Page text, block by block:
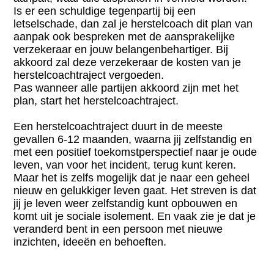
Is er een schuldige tegenpartij bij een
letselschade, dan zal je herstelcoach dit plan van
aanpak ook bespreken met de aansprakelijke
verzekeraar en jouw belangenbehartiger. Bij
akkoord zal deze verzekeraar de kosten van je
herstelcoachtraject vergoeden.
Pas wanneer alle partijen akkoord zijn met het
plan, start het herstelcoachtraject.
Een herstelcoachtraject duurt in de meeste
gevallen 6-12 maanden, waarna jij zelfstandig en
met een positief toekomstperspectief naar je oude
leven, van voor het incident, terug kunt keren.
Maar het is zelfs mogelijk dat je naar een geheel
nieuw en gelukkiger leven gaat. Het streven is dat
jij je leven weerzelfstandig kunt opbouwen en
komt uit je sociale isolement. En vaak zie je dat je
veranderd bent in een persoon met nieuwe
inzichten, ideeën en behoeften.